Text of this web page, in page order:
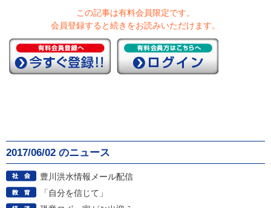
この記事は有料会員限定です。
会員登録すると続きをお読みいただけます。
2017/06/02 のニュース
豊川洪水情報メール配信
「自分を信じて」